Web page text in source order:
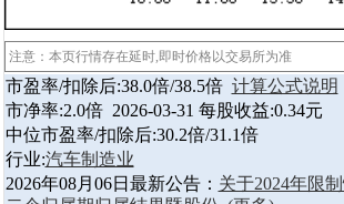
注意：本页行情存在延时,即时价格以交易所为准
市盈率/扣除后:38.0倍/38.5倍 计算公式说明
市净率:2.0倍 2026-03-31 每股收益:0.34元
中位市盈率/扣除后:30.2倍/31.1倍
行业:汽车制造业
2026年08月06日最新公告： 关于2024年限